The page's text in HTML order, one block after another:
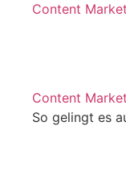
Content
Content
So gelingt es